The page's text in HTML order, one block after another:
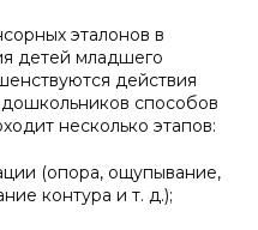
эталонов в
детей младшего
действия
способов
несколько этапов:
(опора, ощупывание,
контура и т. д.);